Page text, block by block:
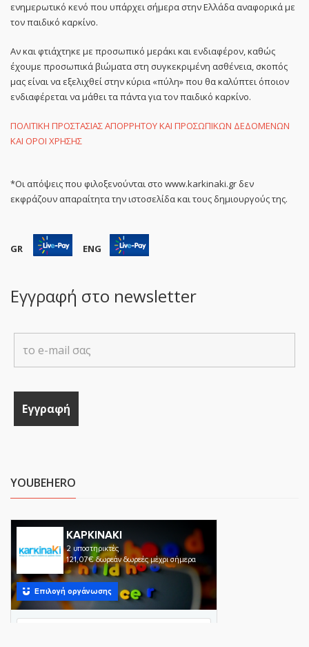
ενημερωτικό κενό που υπάρχει σήμερα στην Ελλάδα αναφορικά με
τον παιδικό καρκίνο.
Αν και φτιάχτηκε με προσωπικό μεράκι και ενδιαφέρον, καθώς
έχουμε προσωπικά βιώματα στη συγκεκριμένη ασθένεια, σκοπός
μας είναι να εξελιχθεί στην κύρια «πύλη» που θα καλύπτει όποιον
ενδιαφέρεται να μάθει τα πάντα για τον παιδικό καρκίνο.
ΠΟΛΙΤΙΚΗ ΠΡΟΣΤΑΣΙΑΣ ΑΠΟΡΡΗΤΟΥ ΚΑΙ ΠΡΟΣΩΠΙΚΩΝ ΔΕΔΟΜΕΝΩΝ
ΚΑΙ ΟΡΟΙ ΧΡΗΣΗΣ
*Οι απόψεις που φιλοξενούνται στο www.karkinaki.gr δεν
εκφράζουν απαραίτητα την ιστοσελίδα και τους δημιουργούς της.
GR ENG
Εγγραφή στο newsletter
YOUBEHERO